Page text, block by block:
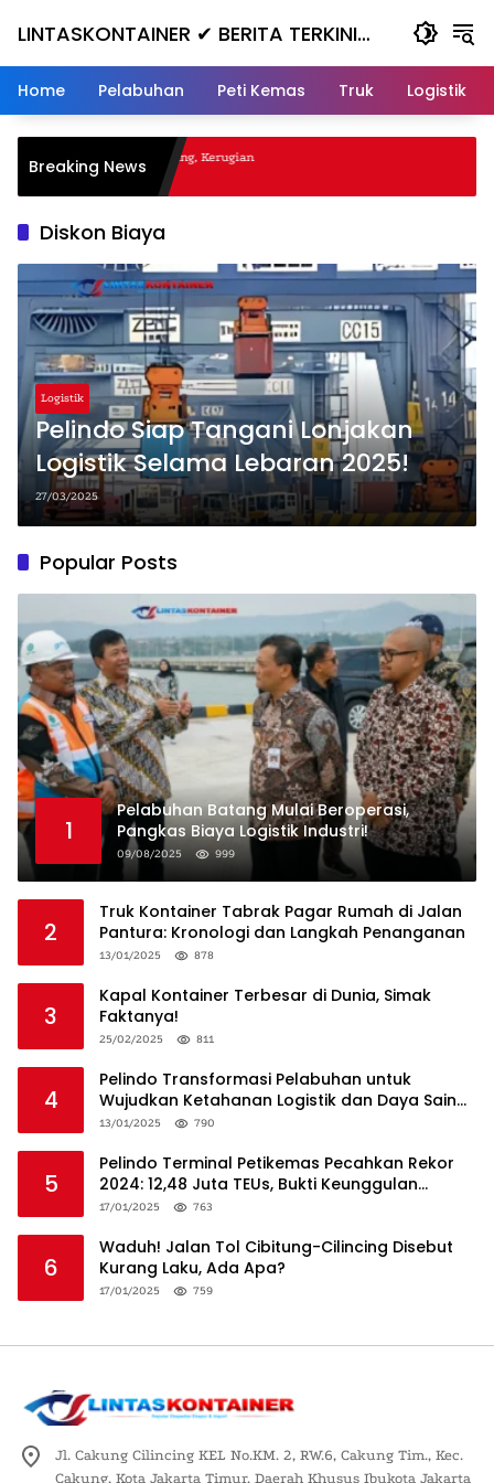
LINTASKONTAINER ✔ BERITA TERKINI
KONTAINER TERBARU HARI INI
Home Pelabuhan Peti Kemas Truk Logistik
Breaking News
Nanjak, Masuk ke Jurang, Kerugian
Diskon Biaya
Logistik
Pelindo Siap Tangani Lonjakan
Logistik Selama Lebaran 2025!
27/03/2025
Popular Posts
1
Pelabuhan Batang Mulai Beroperasi,
Pangkas Biaya Logistik Industri!
09/08/2025 999
2
Truk Kontainer Tabrak Pagar Rumah di Jalan
Pantura: Kronologi dan Langkah Penanganan
13/01/2025 878
3
Kapal Kontainer Terbesar di Dunia, Simak
Faktanya!
25/02/2025 811
4
Pelindo Transformasi Pelabuhan untuk
Wujudkan Ketahanan Logistik dan Daya Saing
Global
13/01/2025 790
5
Pelindo Terminal Petikemas Pecahkan Rekor
2024: 12,48 Juta TEUs, Bukti Keunggulan
Logistik Nasional
17/01/2025 763
6
Waduh! Jalan Tol Cibitung-Cilincing Disebut
Kurang Laku, Ada Apa?
17/01/2025 759
Jl. Cakung Cilincing KEL No.KM. 2, RW.6, Cakung Tim., Kec.
Cakung, Kota Jakarta Timur, Daerah Khusus Ibukota Jakarta